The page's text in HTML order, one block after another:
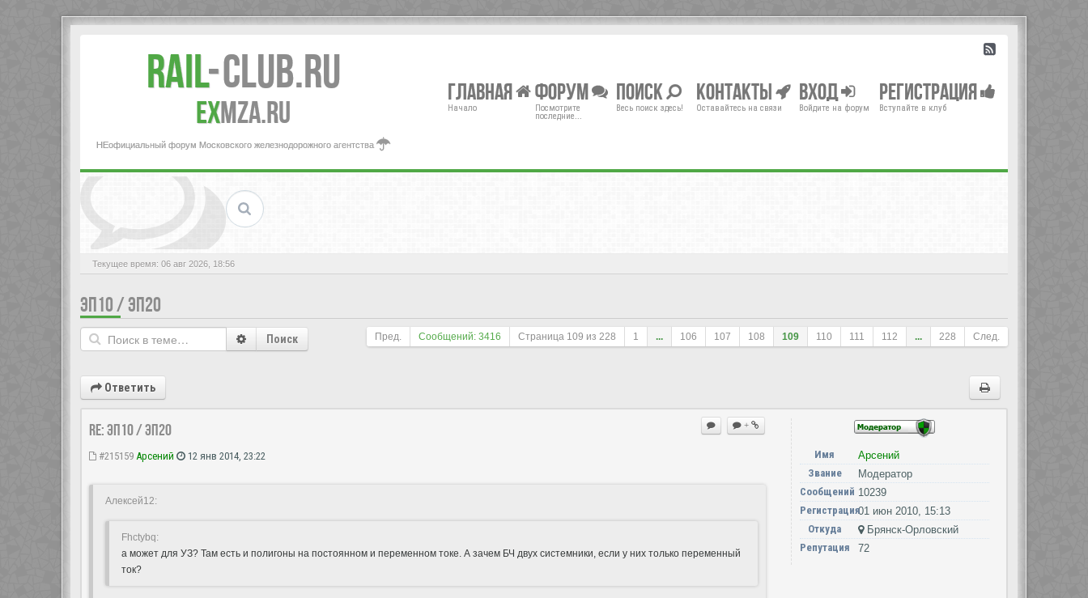
Rail-Club.RU
exMZA.RU
НЕофициальный форум Московского железнодорожного агентства
Главная
Начало
Форум
Посмотрите
последние...
Поиск
Весь поиск здесь!
Контакты
Оставайтесь на связи
Вход
Войдите на форум
Регистрация
Вступайте в клуб
Текущее время: 06 авг 2026, 18:56
ЭП10 / ЭП20
Пред. Сообщений: 3416 Страница 109 из 228 1 ... 106 107 108 109 110 111 112 ... 228 След.
Поиск
Ответить
+
Re: ЭП10 / ЭП20
#215159 Арсений 12 янв 2014, 23:22
Алексей12:
Fhctybq:
а может для УЗ? Там есть и полигоны на постоянном и переменном токе. А зачем БЧ двух системники, если у них только переменный
ток?
Имя
Арсений
Звание
Модератор
Сообщений 10239
Регистрация01 июн 2010, 15:13
Откуда
Брянск-Орловский
Репутация
72